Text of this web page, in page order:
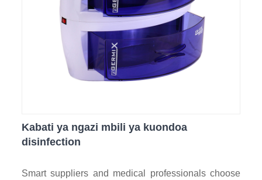
Kabati ya ngazi mbili ya kuondoa
disinfection
Smart suppliers and medical professionals choose